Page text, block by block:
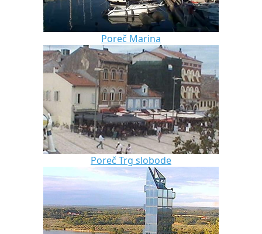
Poreč Marina
Poreč Trg slobode